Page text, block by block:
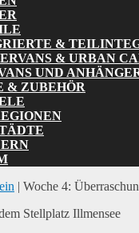
&
& URBAN
UND
& ZUBEHÖR
| Woche 4: